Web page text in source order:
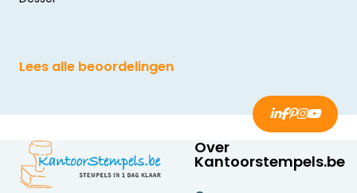
Lees alle beoordelingen
Over
Kantoorstempels.be